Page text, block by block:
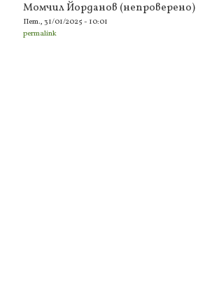
Момчил Йорданов (непроверено)
Пет., 31/01/2025 - 10:01
permalink